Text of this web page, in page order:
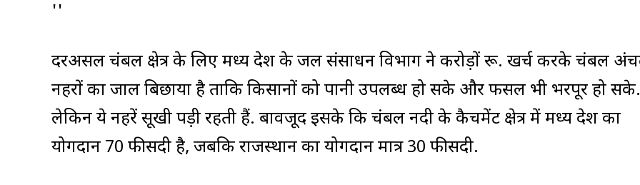
''
दरअसल चंबल क्षेत्र के लिए मध्य प्रदेश के जल संसाधन विभाग ने करोड़ों रू. खर्च करके चंबल
नहरों का जाल बिछाया है ताकि किसानों को पानी उपलब्ध हो सके और फसल भी भरपूर हो सके.
लेकिन ये नहरें सूखी पड़ी रहती हैं. बावजूद इसके कि चंबल नदी के कैचमेंट क्षेत्र में मध्य प्रदेश का
योगदान 70 फीसदी है, जबकि राजस्थान का योगदान मात्र 30 फीसदी.